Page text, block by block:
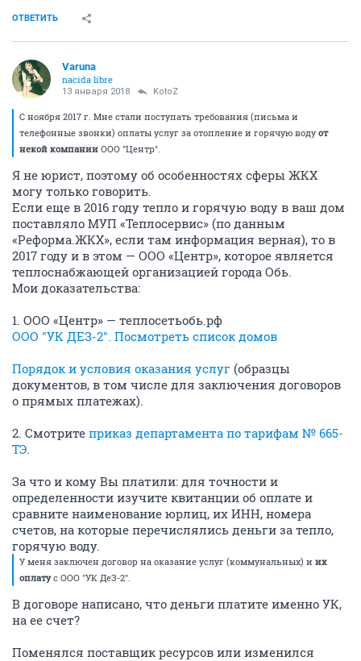
ОТВЕТИТЬ
Varuna
nacida libre
13 января 2018 KotoZ
С ноября 2017 г. Мне стали поступать требования (письма и
телефонные звонки) оплаты услуг за отопление и горячую воду от
некой компании ООО "Центр".
Я не юрист, поэтому об особенностях сферы ЖКХ
могу только говорить.
Если еще в 2016 году тепло и горячую воду в ваш дом
поставляло МУП «Теплосервис» (по данным
«Реформа.ЖКХ», если там информация верная), то в
2017 году и в этом — ООО «Центр», которое является
теплоснабжающей организацией города Обь.
Мои доказательства:
1. ООО «Центр» — теплосетьобь.рф
ООО "УК ДЕЗ-2". Посмотреть список домов
Порядок и условия оказания услуг (образцы
документов, в том числе для заключения договоров
о прямых платежах).
2. Смотрите приказ департамента по тарифам № 665-
ТЭ.
За что и кому Вы платили: для точности и
определенности изучите квитанции об оплате и
сравните наименование юрлиц, их ИНН, номера
счетов, на которые перечислялись деньги за тепло,
горячую воду.
У меня заключен договор на оказание услуг (коммунальных) и их
оплатус ООО "УК ДеЗ-2".
В договоре написано, что деньги платите именно УК,
на ее счет?
Поменялся поставщик ресурсов или изменился